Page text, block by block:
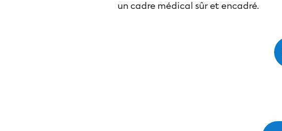
un cadre médical sûr et encadré.